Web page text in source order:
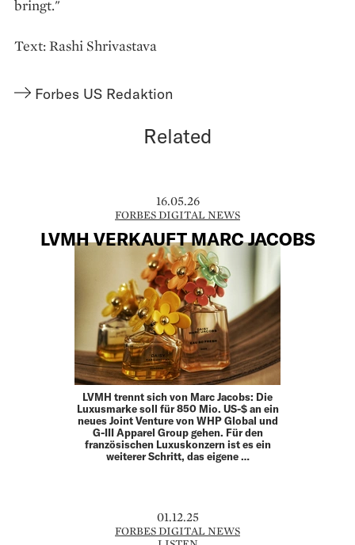
bringt."
Text: Rashi Shrivastava
Forbes US Redaktion
Related
16.05.26
FORBES DIGITAL NEWS
LVMH VERKAUFT MARC JACOBS
LVMH trennt sich von Marc Jacobs: Die
Luxusmarke soll für 850 Mio. US-$ an ein
neues Joint Venture von WHP Global und
G-III Apparel Group gehen. Für den
französischen Luxuskonzern ist es ein
weiterer Schritt, das eigene …
01.12.25
FORBES DIGITAL NEWS